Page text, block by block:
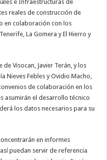
e Infraestructuras de
reales de construcción de
en colaboración con los
La Gomera y El Hierro y
Visocan, Javier Terán, y los
Nieves Febles y Ovidio Macho,
de colaboración en los
asumirán el desarrollo técnico
los datos necesarios para su
en informes
puedan servir de referencia